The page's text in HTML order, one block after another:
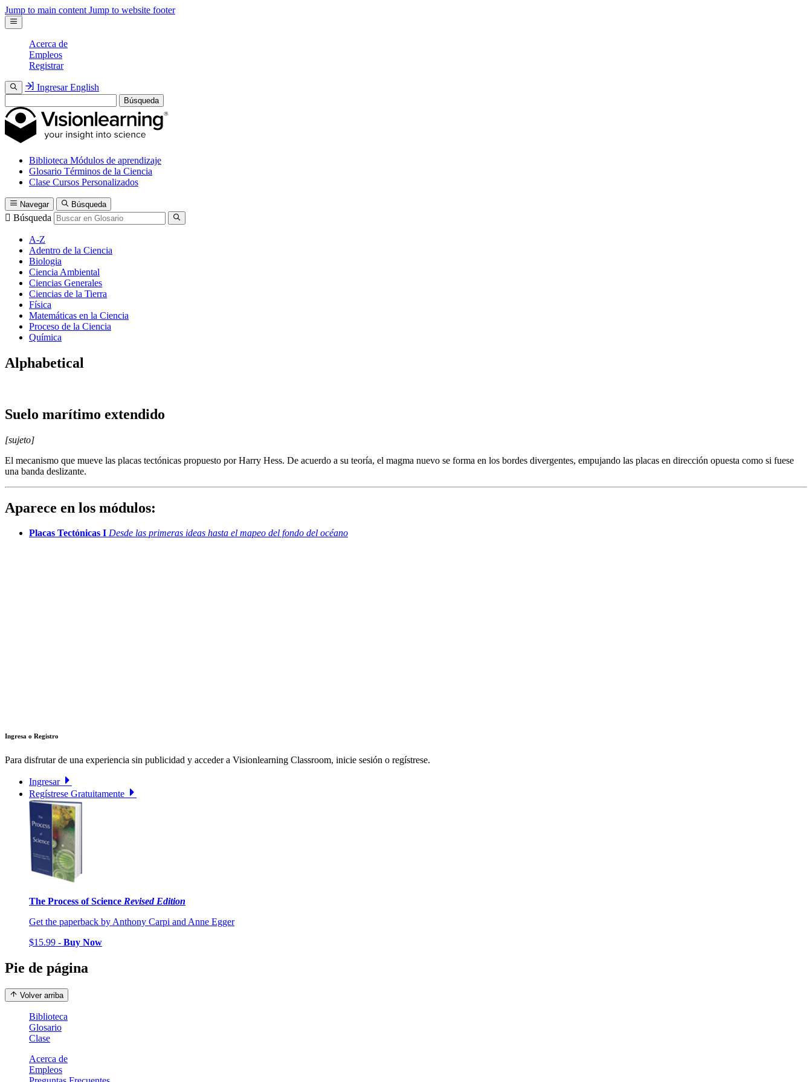
Jump to main content Jump to website footer
Acerca de
Empleos
Registrar
Ingresar English
Búsqueda
Biblioteca Módulos de aprendizaje
Glosario Términos de la Ciencia
Clase Cursos Personalizados
Navegar Búsqueda
Búsqueda
A-Z
Adentro de la Ciencia
Biologia
Ciencia Ambiental
Ciencias Generales
Ciencias de la Tierra
Física
Matemáticas en la Ciencia
Proceso de la Ciencia
Química
Alphabetical
Suelo marítimo extendido
[sujeto]
El mecanismo que mueve las placas tectónicas propuesto por Harry Hess. De acuerdo a su teoría, el magma nuevo se forma en los bordes divergentes, empujando las placas en dirección opuesta como si fuese
una banda deslizante.
Aparece en los módulos:
Placas Tectónicas I Desde las primeras ideas hasta el mapeo del fondo del océano
Ingresa o Registro
Para disfrutar de una experiencia sin publicidad y acceder a Visionlearning Classroom, inicie sesión o regístrese.
Ingresar
Regístrese Gratuitamente
The Process of Science Revised Edition
Get the paperback by Anthony Carpi and Anne Egger
$15.99 - Buy Now
Pie de página
Volver arriba
Biblioteca
Glosario
Clase
Acerca de
Empleos